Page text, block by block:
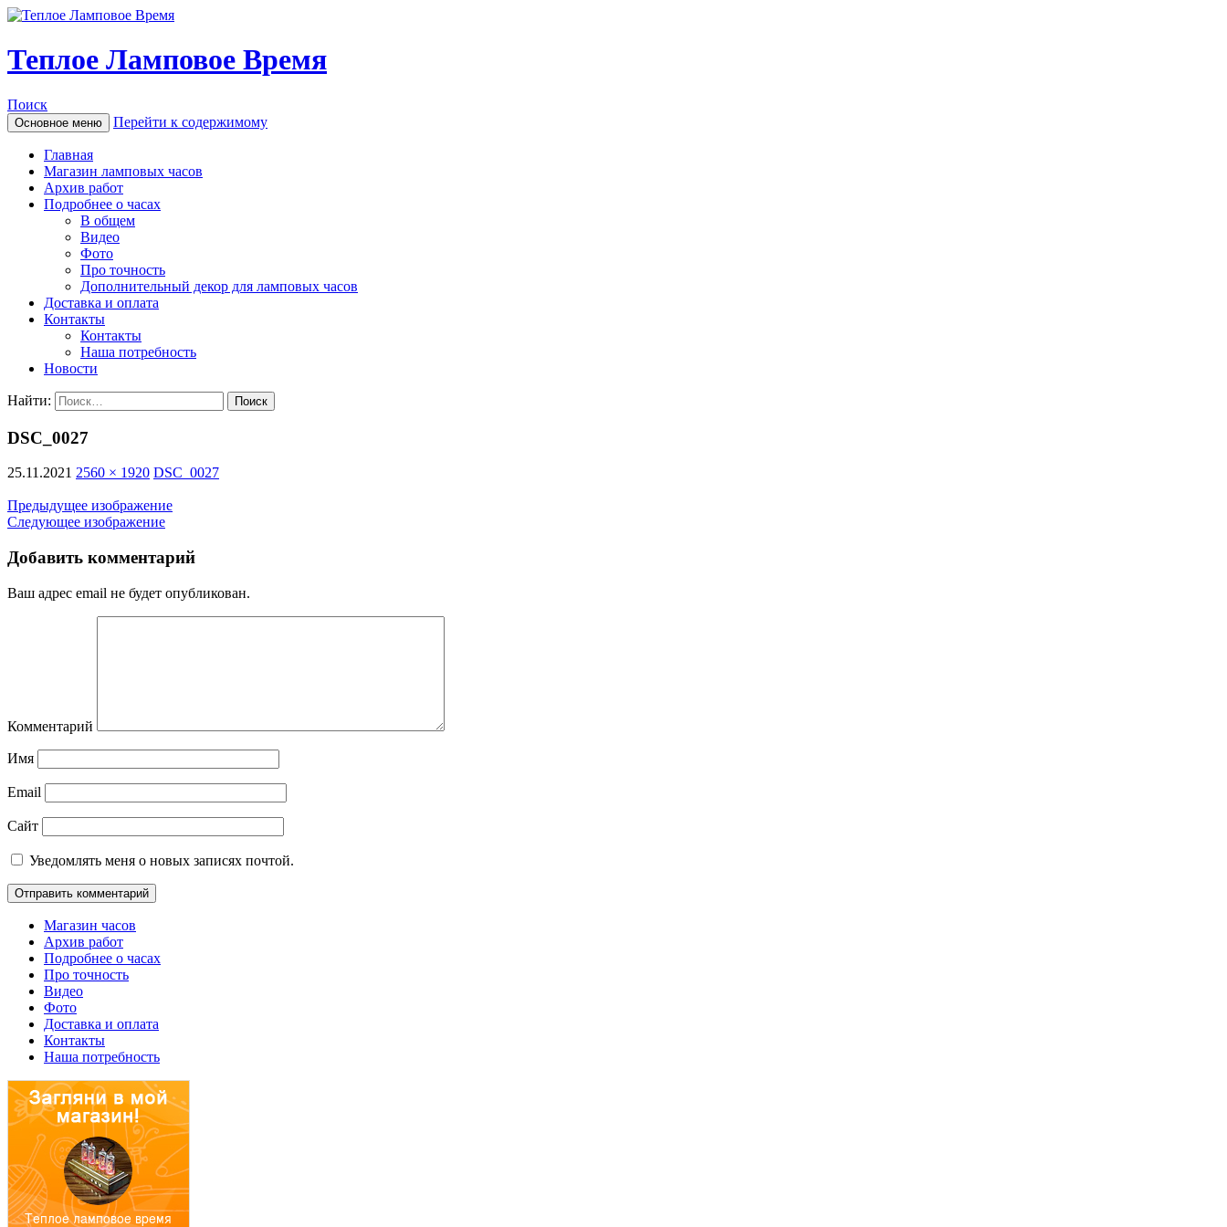
Теплое Ламповое Время
Поиск
Основное меню Перейти к содержимому
Главная
Магазин ламповых часов
Архив работ
Подробнее о часах
В общем
Видео
Фото
Про точность
Дополнительный декор для ламповых часов
Доставка и оплата
Контакты
Контакты
Наша потребность
Новости
Найти:
DSC_0027
25.11.2021 2560 × 1920 DSC_0027
Предыдущее изображение
Следующее изображение
Добавить комментарий
Ваш адрес email не будет опубликован.
Комментарий
Имя
Email
Сайт
Уведомлять меня о новых записях почтой.
Магазин часов
Архив работ
Подробнее о часах
Про точность
Видео
Фото
Доставка и оплата
Контакты
Наша потребность